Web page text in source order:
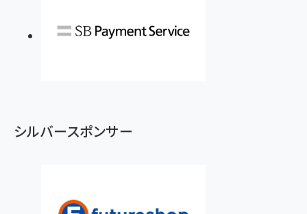
シルバースポンサー